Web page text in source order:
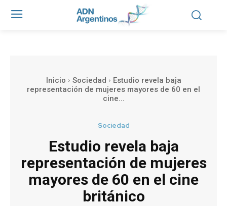
Inicio Sociedad
Estudio revela baja
representación de mujeres mayores de 60 en el
cine...
Sociedad
Estudio revela baja
representación de mujeres
mayores de 60 en el cine
británico